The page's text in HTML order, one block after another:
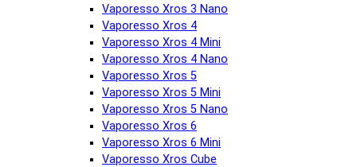
Vaporesso Xros 3 Nano
Vaporesso Xros 4
Vaporesso Xros 4 Mini
Vaporesso Xros 4 Nano
Vaporesso Xros 5
Vaporesso Xros 5 Mini
Vaporesso Xros 5 Nano
Vaporesso Xros 6
Vaporesso Xros 6 Mini
Vaporesso Xros Cube